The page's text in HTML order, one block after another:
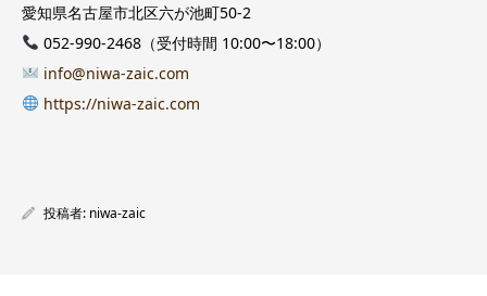
愛知県名古屋市北区六が池町50-2
052-990-2468（受付時間 10:00〜18:00）
info@niwa-zaic.com
https://niwa-zaic.com
投稿者: niwa-zaic